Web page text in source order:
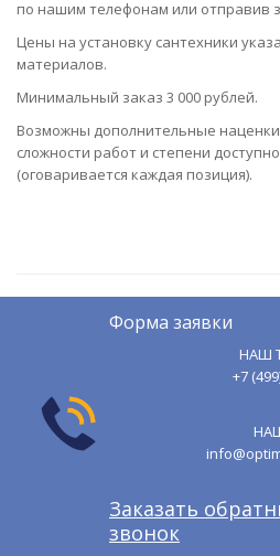
по нашим телефонам или отправив
Цены на установку сантехники
материалов.
Минимальный заказ 3 000 рублей.
Возможны дополнительные
сложности работ и степени
(оговаривается каждая позиция).
Форма заявки
НАШ
+7
Заказать
звонок